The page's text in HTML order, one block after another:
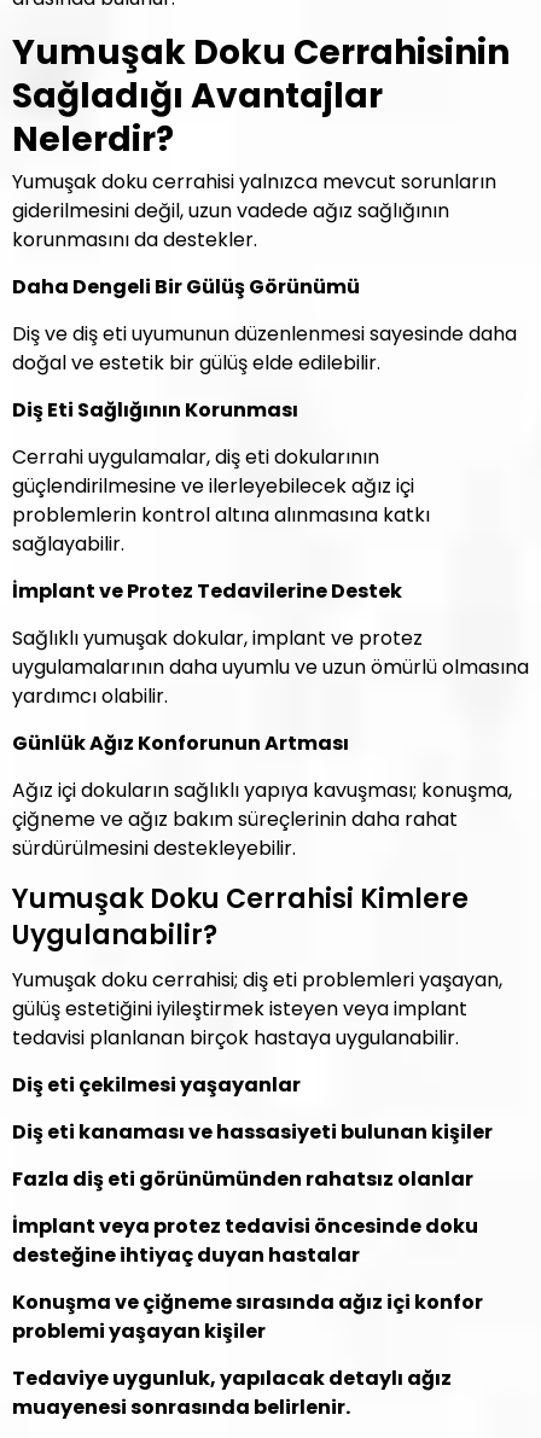
Yumuşak Doku Cerrahisinin
Sağladığı Avantajlar
Nelerdir?
Yumuşak doku cerrahisi yalnızca mevcut sorunların
giderilmesini değil, uzun vadede ağız sağlığının
korunmasını da destekler.
Daha Dengeli Bir Gülüş Görünümü
Diş ve diş eti uyumunun düzenlenmesi sayesinde daha
doğal ve estetik bir gülüş elde edilebilir.
Diş Eti Sağlığının Korunması
Cerrahi uygulamalar, diş eti dokularının
güçlendirilmesine ve ilerleyebilecek ağız içi
problemlerin kontrol altına alınmasına katkı
sağlayabilir.
İmplant ve Protez Tedavilerine Destek
Sağlıklı yumuşak dokular, implant ve protez
uygulamalarının daha uyumlu ve uzun ömürlü olmasına
yardımcı olabilir.
Günlük Ağız Konforunun Artması
Ağız içi dokuların sağlıklı yapıya kavuşması; konuşma,
çiğneme ve ağız bakım süreçlerinin daha rahat
sürdürülmesini destekleyebilir.
Yumuşak Doku Cerrahisi Kimlere
Uygulanabilir?
Yumuşak doku cerrahisi; diş eti problemleri yaşayan,
gülüş estetiğini iyileştirmek isteyen veya implant
tedavisi planlanan birçok hastaya uygulanabilir.
Diş eti çekilmesi yaşayanlar
Diş eti kanaması ve hassasiyeti bulunan kişiler
Fazla diş eti görünümünden rahatsız olanlar
İmplant veya protez tedavisi öncesinde doku
desteğine ihtiyaç duyan hastalar
Konuşma ve çiğneme sırasında ağız içi konfor
problemi yaşayan kişiler
Tedaviye uygunluk, yapılacak detaylı ağız
muayenesi sonrasında belirlenir.